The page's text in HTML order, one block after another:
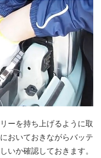
ーを持ち上げるように取
おいておきながらバッテ
いか確認しておきます。